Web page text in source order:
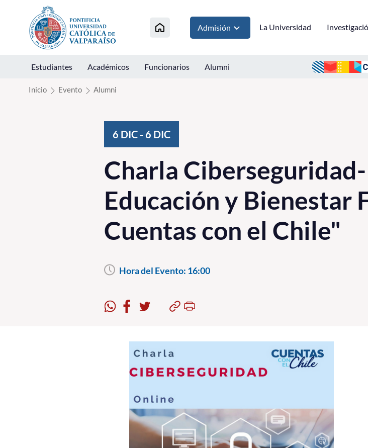
Click acá para ir directamente al contenido
Admisión La Universidad
Estudiantes Académicos Funcionarios Alumni
Inicio Evento Alumni
6 DIC - 6 DIC
Charla
Educación y Bienestar
Cuentas con el Chile"
Hora del Evento: 16:00